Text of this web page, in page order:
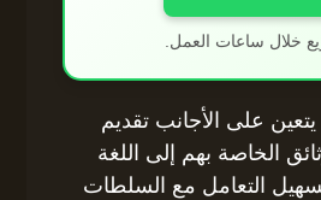
خلال ساعات العمل.
يتعين على الأجانب تقديم
الخاصة بهم إلى اللغة
التعامل مع السلطات